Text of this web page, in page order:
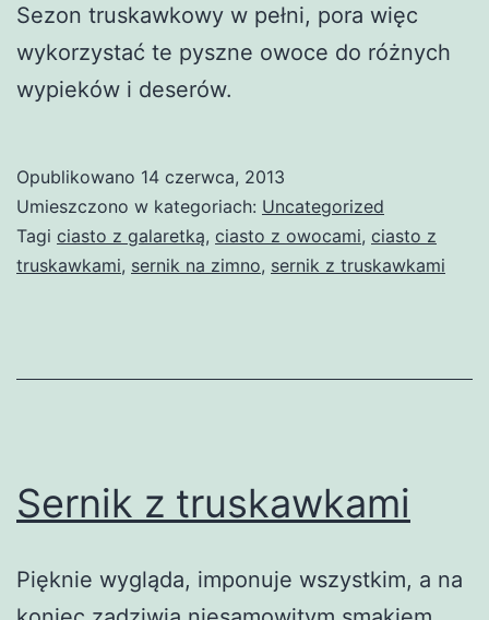
Sezon truskawkowy w pełni, pora więc
wykorzystać te pyszne owoce do różnych
wypieków i deserów.
Opublikowano 14 czerwca, 2013
Umieszczono w kategoriach: Uncategorized
Tagi ciasto z galaretką, ciasto z owocami, ciasto z
truskawkami, sernik na zimno, sernik z truskawkami
Sernik z truskawkami
Pięknie wygląda, imponuje wszystkim, a na